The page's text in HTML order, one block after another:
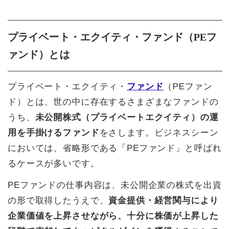
プライベート・エクイティ・ファンド（PEフ
ァンド）とは
プライベート・エクイティ・ ファンド （PEファン
ド）とは、世の中に存在するさまざまなファンドの
うち、 未公開株式（プライベートエクイティ）の運
用を手掛けるファンド をさします。ビジネスシーン
においては、省略形である「PEファンド」と呼ばれ
るケースが多いです。
PEファンドの仕事内容は、未公開企業の株式を出資
の形で取得したうえで、 資金提供・経営関与により
企業価値を上昇させながら、十分に株価が上昇した